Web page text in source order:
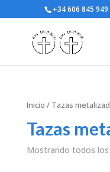
+34 606 845 949
Inicio / Tazas
Tazas
Mostrando todos